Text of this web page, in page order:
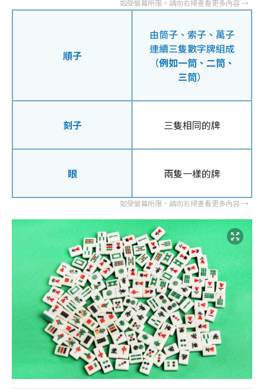
順子
由筒子、索子、萬子
連續三隻數字牌組成
（例如一筒、二筒、
三筒）
刻子 三隻相同的牌
眼 兩隻一樣的牌